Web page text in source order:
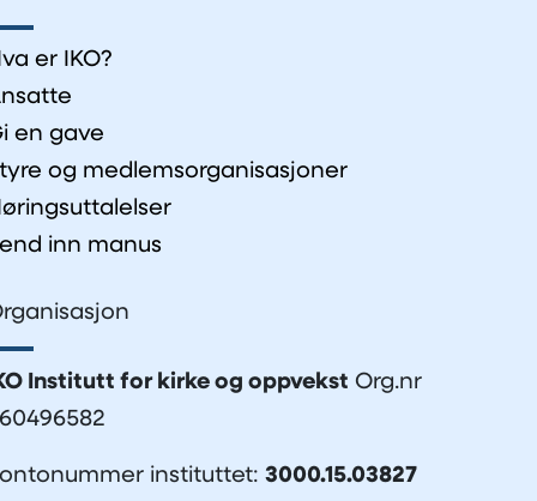
er IKO?
en gave
og medlemsorganisasjoner
inn manus
Institutt for kirke og oppvekst Org.nr
instituttet:3000.15.03827